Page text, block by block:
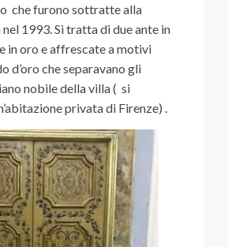
che furono sottratte alla
1993. Si tratta di due ante in
in oro e affrescate a motivi
d’oro che separavano gli
nobile della villa ( si
privata di Firenze) .